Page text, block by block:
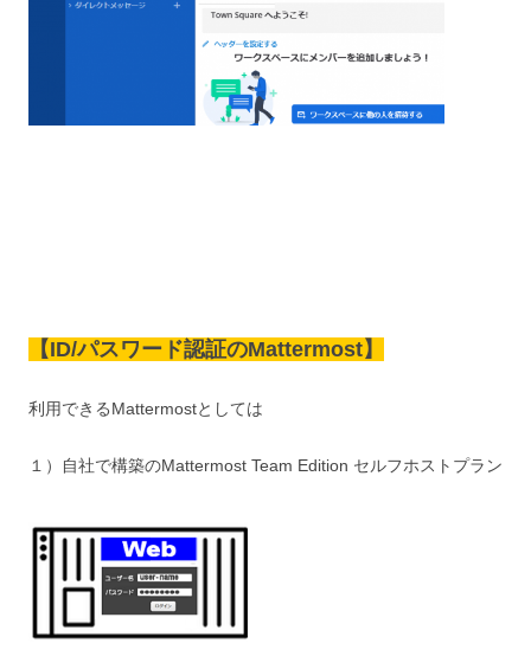
【ID/パスワード認証のMattermost】
利用できるMattermostとしては
１）自社で構築のMattermost Team Edition セルフホストプラン